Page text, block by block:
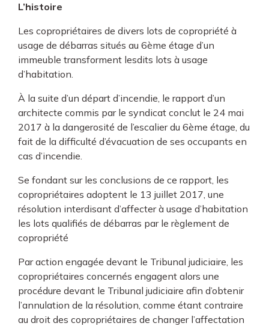
L’histoire
Les copropriétaires de divers lots de copropriété à
usage de débarras situés au 6ème étage d’un
immeuble transforment lesdits lots à usage
d’habitation.
À la suite d’un départ d’incendie, le rapport d’un
architecte commis par le syndicat conclut le 24 mai
2017 à la dangerosité de l’escalier du 6ème étage, du
fait de la difficulté d’évacuation de ses occupants en
cas d’incendie.
Se fondant sur les conclusions de ce rapport, les
copropriétaires adoptent le 13 juillet 2017, une
résolution interdisant d’affecter à usage d’habitation
les lots qualifiés de débarras par le règlement de
copropriété
Par action engagée devant le Tribunal judiciaire, les
copropriétaires concernés engagent alors une
procédure devant le Tribunal judiciaire afin d’obtenir
l’annulation de la résolution, comme étant contraire
au droit des copropriétaires de changer l’affectation